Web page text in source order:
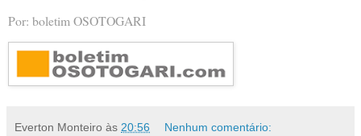
Por: boletim OSOTOGARI
Everton Monteiro às 20:56 Nenhum comentário: